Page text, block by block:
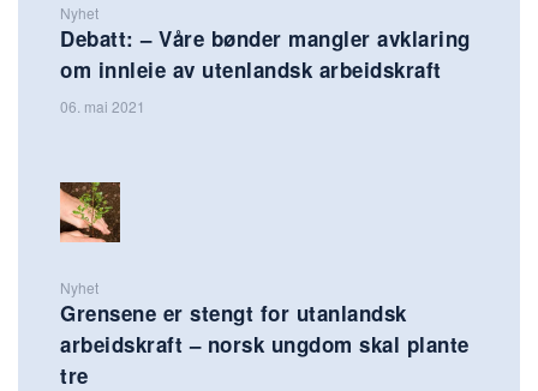
Nyhet
Debatt: – Våre bønder mangler avklaring
om innleie av utenlandsk arbeidskraft
06. mai 2021
Nyhet
Grensene er stengt for utanlandsk
arbeidskraft – norsk ungdom skal plante
tre